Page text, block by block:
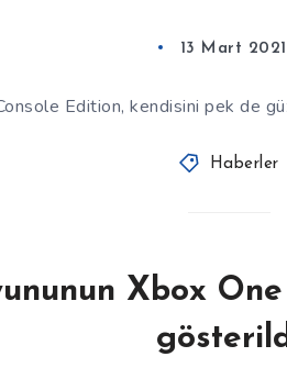
13 Mart 2021
Edition, kendisini pek de
Haberler
Xbox